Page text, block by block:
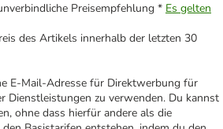
Preisempfehlung * Es gelten
des Artikels innerhalb der letzten 30
E-Mail-Adresse für Direktwerbung für
Dienstleistungen zu verwenden. Du kannst
ohne dass hierfür andere als die